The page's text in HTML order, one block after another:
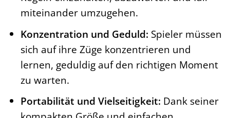
miteinander umzugehen.
Konzentration und Geduld: Spieler müssen
sich auf ihre Züge konzentrieren und
lernen, geduldig auf den richtigen Moment
zu warten.
Portabilität und Vielseitigkeit: Dank seiner